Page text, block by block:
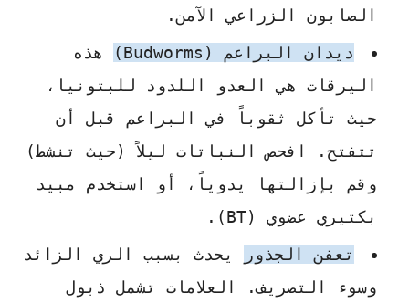
الصابون الزراعي الآمن.
ديدان البراعم (Budworms)
هذه
اليرقات هي العدو اللدود للبتونيا،
حيث تأكل ثقوباً في البراعم قبل أن
تتفتح. افحص النباتات ليلاً (حيث تنشط)
وقم بإزالتها يدوياً، أو استخدم مبيد
بكتيري عضوي (BT).
تعفن الجذور
يحدث بسبب الري الزائد
وسوء التصريف. العلامات تشمل ذبول